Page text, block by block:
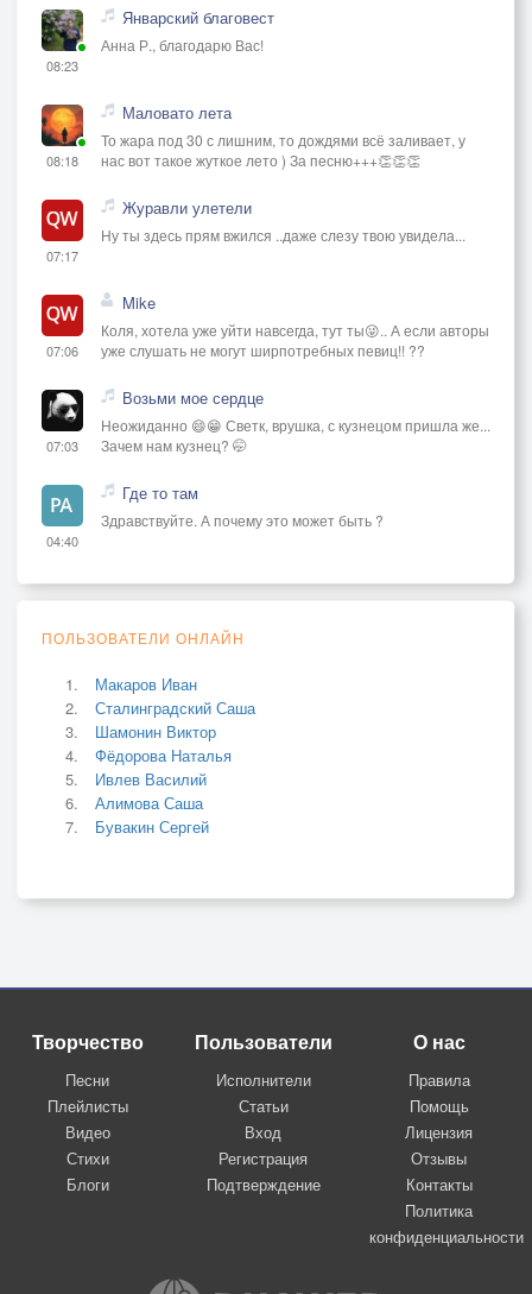
08:23
Январский благовест
Анна Р., благодарю Вас!
08:18
Маловато лета
То жара под 30 с лишним, то дождями всё заливает, у
нас вот такое жуткое лето ) За песню+++👏👏👏
07:17
Журавли улетели
Ну ты здесь прям вжился ..даже слезу твою увидела...
07:06
Mike
Коля, хотела уже уйти навсегда, тут ты😜.. А если авторы
уже слушать не могут ширпотребных певиц!! ??
07:03
Возьми мое сердце
Неожиданно 😄😁 Светк, врушка, с кузнецом пришла же...
Зачем нам кузнец? 🤭
04:40
Где то там
Здравствуйте. А почему это может быть ?
ПОЛЬЗОВАТЕЛИ ОНЛАЙН
Макаров Иван
Сталинградский Саша
Шамонин Виктор
Фёдорова Наталья
Ивлев Василий
Алимова Саша
Бувакин Сергей
Творчество
Песни
Плейлисты
Видео
Стихи
Блоги
Пользователи
Исполнители
Статьи
Вход
Регистрация
Подтверждение
О нас
Правила
Помощь
Лицензия
Отзывы
Контакты
Политика
конфиденциальности